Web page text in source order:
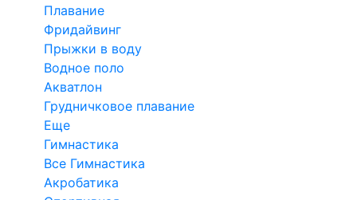
Плавание
Фридайвинг
Прыжки в воду
Водное поло
Акватлон
Грудничковое плавание
Еще
Гимнастика
Все Гимнастика
Акробатика